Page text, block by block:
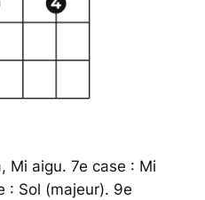
Mi aigu. 7e case : Mi
: Sol (majeur). 9e